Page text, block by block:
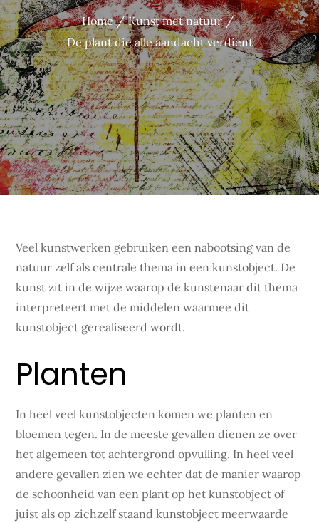
Home
Kunst met natuur
De plant die alle aandacht verdient
Veel kunstwerken gebruiken een nabootsing van de
natuur zelf als centrale thema in een kunstobject. De
kunst zit in de wijze waarop de kunstenaar dit thema
interpreteert met de middelen waarmee dit
kunstobject gerealiseerd wordt.
Planten
In heel veel kunstobjecten komen we planten en
bloemen tegen. In de meeste gevallen dienen ze over
het algemeen tot achtergrond opvulling. In heel veel
andere gevallen zien we echter dat de manier waarop
de schoonheid van een plant op het kunstobject of
juist als op zichzelf staand kunstobject meerwaarde